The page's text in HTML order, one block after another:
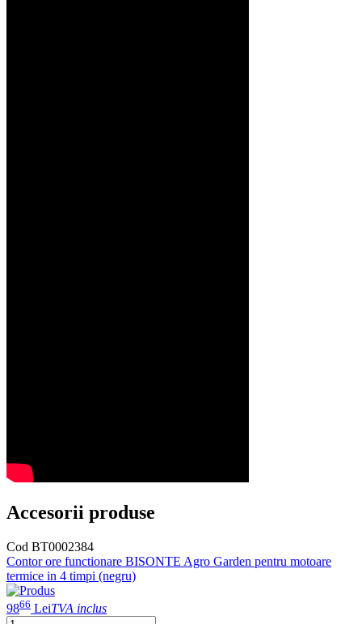
Accesorii produse
Cod BT0002384
Contor ore functionare BISONTE Agro Garden pentru motoare
termice in 4 timpi (negru)
9866 LeiTVA inclus